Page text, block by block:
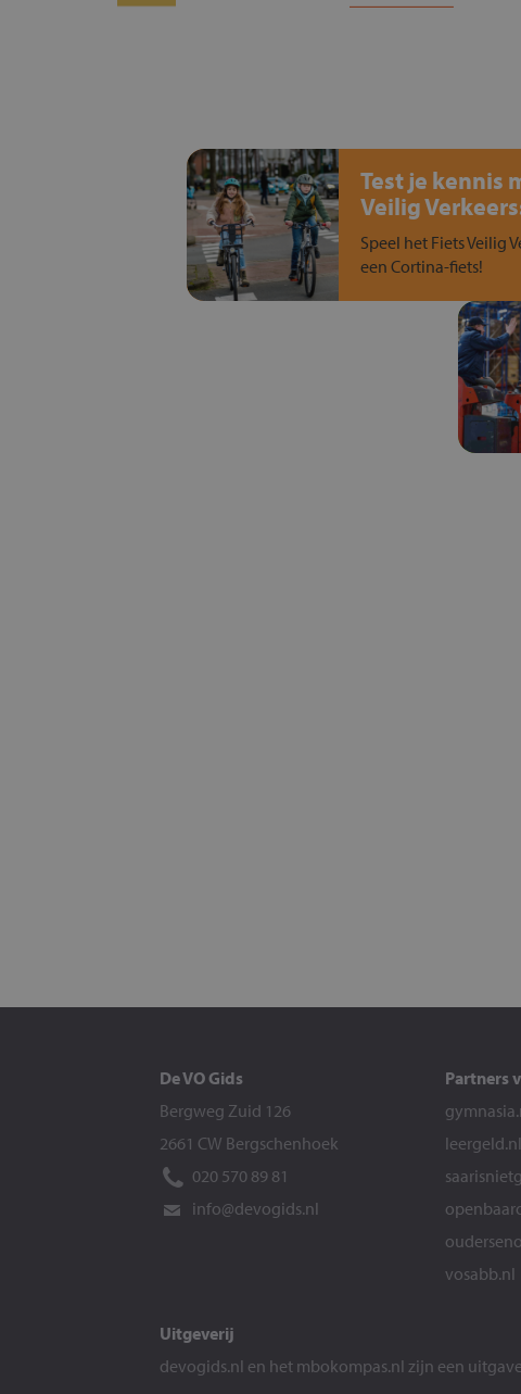
Test je kennis
Veilig
Speel het Fiets Veilig
een Cortina-fiets!
De VO Gids
Bergweg Zuid 126
2661 CW Bergschenhoek
020 570 89 81
info@devogids.nl
Partners
leergeld.nl
vosabb.nl
Uitgeverij
devogids.nl en het mbokompas.nl zijn een